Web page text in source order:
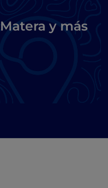
y más